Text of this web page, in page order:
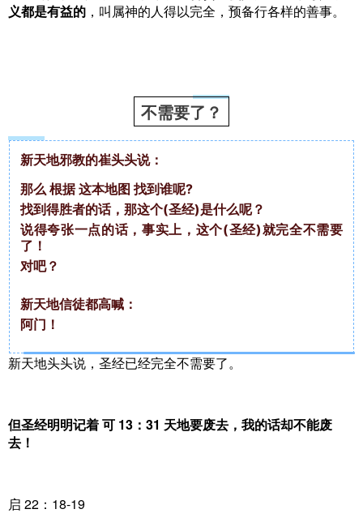
义都是有益的 ，叫属神的人得以完全，预备行各样的善事。
不需要了？
新天地邪教的崔头头说：
那么 根据 这本地图 找到谁呢?
找到得胜者的话，那这个(圣经)是什么呢？
说得夸张一点的话，事实上，这个(圣经)就完全不需要
了！
对吧？
新天地信徒都高喊：
阿门！
新天地头头说，圣经已经完全不需要了。
但圣经明明记着可 13：31 天地要废去，我的话却不能废
去！
启 22：18-19